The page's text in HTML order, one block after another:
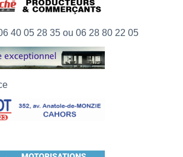
40 05 28 35 ou 06 28 80 22 05